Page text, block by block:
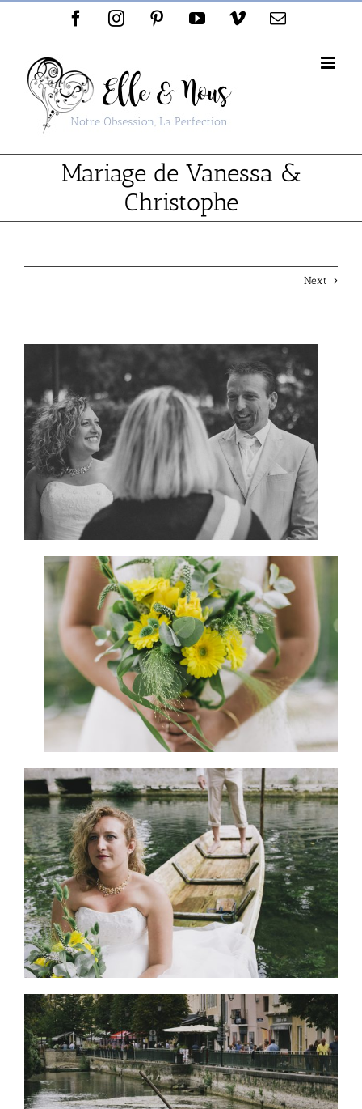
FacebookInstagramPinterestYouTubeVimeoEmail
Mariage de Vanessa &
Christophe
Next